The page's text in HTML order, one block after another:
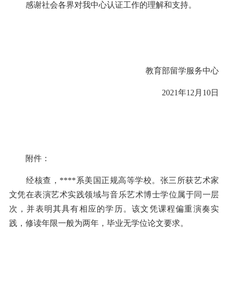
感谢社会各界对我中心认证工作的理解和支持。
教育部留学服务中心
2021年12月10日
附件：
经核查，****系美国正规高等学校。张三所获艺术家
文凭在表演艺术实践领域与音乐艺术博士学位属于同一层
次，并表明其具有相应的学历。该文凭课程偏重演奏实
践，修读年限一般为两年，毕业无学位论文要求。